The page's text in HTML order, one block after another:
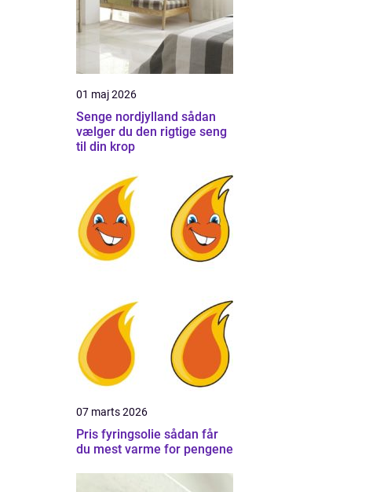
01 maj 2026
Senge nordjylland sådan
vælger du den rigtige seng
til din krop
07 marts 2026
Pris fyringsolie sådan får
du mest varme for pengene